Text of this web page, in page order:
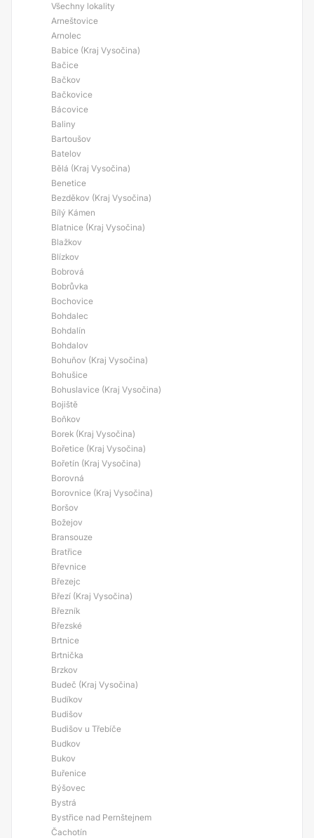
Všechny lokality
Arneštovice
Arnolec
Babice (Kraj Vysočina)
Bačice
Bačkov
Bačkovice
Bácovice
Baliny
Bartoušov
Batelov
Bělá (Kraj Vysočina)
Benetice
Bezděkov (Kraj Vysočina)
Bílý Kámen
Blatnice (Kraj Vysočina)
Blažkov
Blízkov
Bobrová
Bobrůvka
Bochovice
Bohdalec
Bohdalín
Bohdalov
Bohuňov (Kraj Vysočina)
Bohušice
Bohuslavice (Kraj Vysočina)
Bojiště
Boňkov
Borek (Kraj Vysočina)
Bořetice (Kraj Vysočina)
Bořetín (Kraj Vysočina)
Borovná
Borovnice (Kraj Vysočina)
Boršov
Božejov
Bransouze
Bratřice
Břevnice
Březejc
Březí (Kraj Vysočina)
Březník
Březské
Brtnice
Brtnička
Brzkov
Budeč (Kraj Vysočina)
Budíkov
Budišov
Budišov u Třebíče
Budkov
Bukov
Buřenice
Býšovec
Bystrá
Bystřice nad Pernštejnem
Čachotín